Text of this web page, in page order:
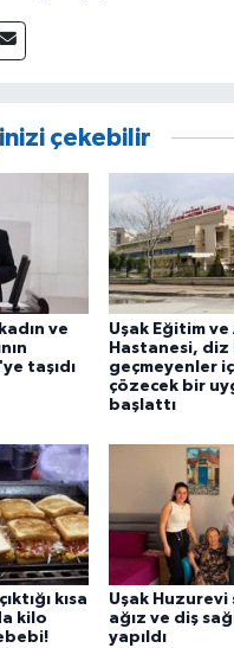
çekebilir
ve
taşıdı
Uşak Eğitim ve
Hastanesi, diz
geçmeyenler
çözecek bir
başlattı
kısa
kilo
Uşak
ağız ve diş
yapıldı